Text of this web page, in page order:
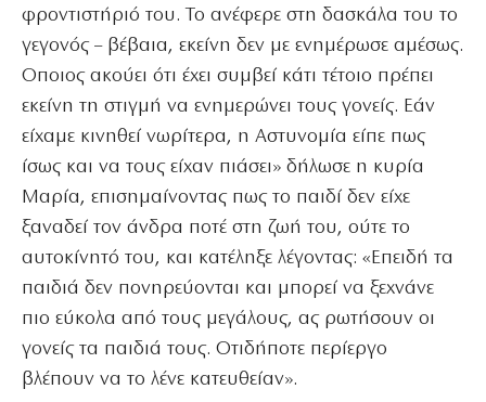
φροντιστήριό του. Το ανέφερε στη δασκάλα του το
γεγονός – βέβαια, εκείνη δεν με ενημέρωσε αμέσως.
Οποιος ακούει ότι έχει συμβεί κάτι τέτοιο πρέπει
εκείνη τη στιγμή να ενημερώνει τους γονείς. Εάν
είχαμε κινηθεί νωρίτερα, η Αστυνομία είπε πως
ίσως και να τους είχαν πιάσει» δήλωσε η κυρία
Μαρία, επισημαίνοντας πως το παιδί δεν είχε
ξαναδεί τον άνδρα ποτέ στη ζωή του, ούτε το
αυτοκίνητό του, και κατέληξε λέγοντας: «Επειδή τα
παιδιά δεν πονηρεύονται και μπορεί να ξεχνάνε
πιο εύκολα από τους μεγάλους, ας ρωτήσουν οι
γονείς τα παιδιά τους. Οτιδήποτε περίεργο
βλέπουν να το λένε κατευθείαν».